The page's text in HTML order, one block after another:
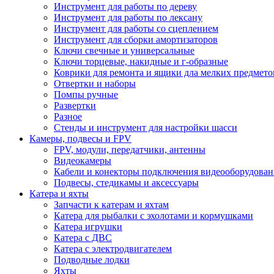
Инструмент для работы по дереву
Инструмент для работы по лексану
Инструмент для работы со сцеплением
Инструмент для сборки амортизаторов
Ключи свечные и универсальные
Ключи торцевые, накидные и г-образные
Коврики для ремонта и ящики дла мелких
Отвертки и наборы
Помпы ручные
Развертки
Разное
Стенды и инструмент для настройки шасси
Камеры, подвесы и FPV
FPV, модули, передатчики, антенны
Видеокамеры
Кабели и конекторы подключения
Подвесы, стедикамы и аксессуары
Катера и яхты
Запчасти к катерам и яхтам
Катера для рыбалки с эхолотами и кормушками
Катера игрушки
Катера с ДВС
Катера с электродвигателем
Подводные лодки
Яхты